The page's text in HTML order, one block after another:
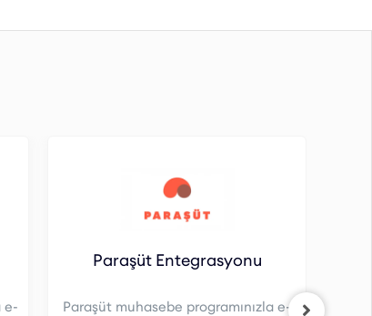
e-
Paraşüt Entegrasyonu
Paraşüt muhasebe programınızla e-